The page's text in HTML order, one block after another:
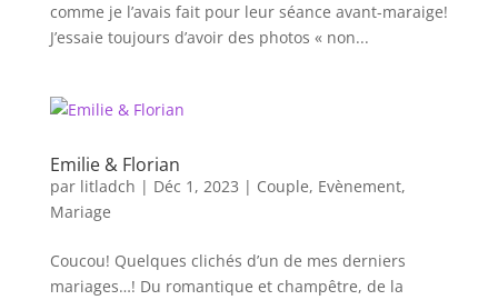
comme je l’avais fait pour leur séance avant-maraige!
J’essaie toujours d’avoir des photos « non...
Emilie & Florian
par litladch | Déc 1, 2023 | Couple, Evènement,
Mariage
Coucou! Quelques clichés d’un de mes derniers
mariages…! Du romantique et champêtre, de la